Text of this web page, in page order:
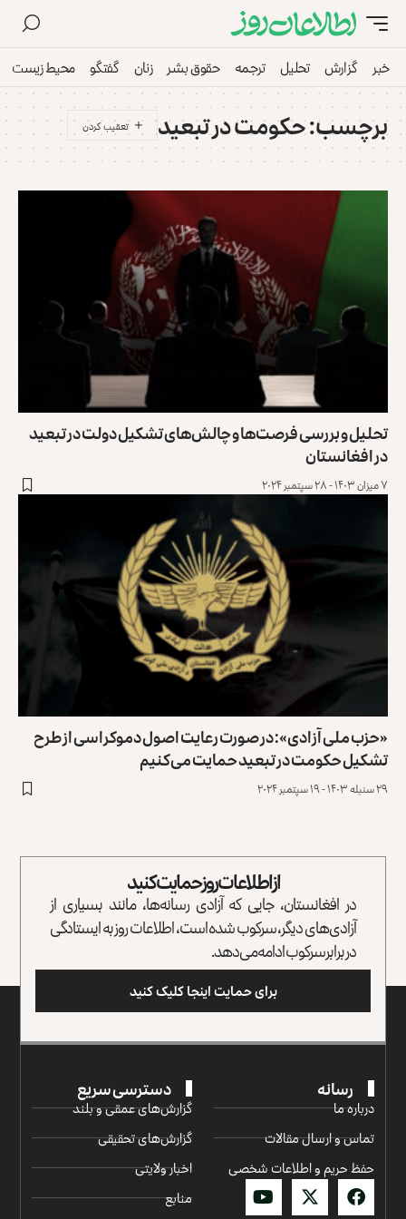
خبر گزارش تحلیل ترجمه حقوق بشر زنان گفتگو محیط زیست
برچسب:حکومت در تبعید
تحلیل و بررسی فرصت‌ها و چالش‌های تشکیل دولت در تبعید
در افغانستان
۷ میزان ۱۴۰۳ - ۲۸ سپتمبر ۲۰۲۴
«حزب ملی آزادی»: در صورت رعایت اصول دموکراسی از طرح
تشکیل حکومت در تبعید حمایت می‌کنیم
۲۹ سنبله ۱۴۰۳ - ۱۹ سپتمبر ۲۰۲۴
از اطلاعات روز حمایت کنید
در افغانستان، جایی که آزادی رسانه‌ها، مانند بسیاری از
آزادی‌های دیگر، سرکوب شده است، اطلاعات روز به ایستادگی
در برابر سرکوب ادامه می‌دهد.
برای حمایت اینجا کلیک کنید
رسانه
درباره ما
تماس و ارسال مقالات
حفظ حریم و اطلاعات شخصی
دسترسی سریع
گزارش‌‌های عمقی و بلند
گزارش‌های تحقیقی
اخبار ولایتی
منابع